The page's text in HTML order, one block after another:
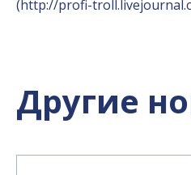
(http://profi-
Другие